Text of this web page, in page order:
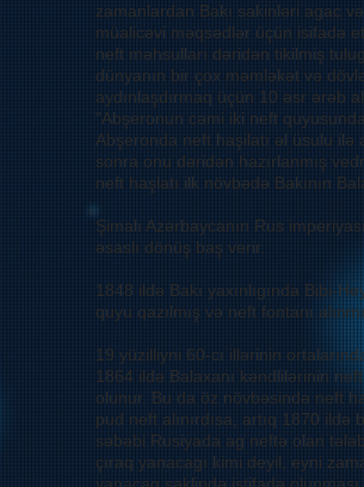
zamanlardan Bakı sakinləri agac
müalicəvi məqsədlər üçün isifadə
neft məhsulları dəridən tikilmiş
dünyanın bir çox məmləkət və
aydınlaşdırmaq üçün 10 əsr ərəb
"Abşeronun cəmi iki neft
Abşeronda neft haşilatı əl üsulu ilə
sonra onu dəridən hazırlanmış
neft haşlatı ilk növbədə Bakının
Şimalı Azərbaycanın Rus
əsaslı dönüş baş verir.
1848 ildə Bakı yaxınlıgında Bibi-
quyu qazılmış və neft fontanı
19 yüzilliyni 60-cı illərinin
1864 ildə Balaxanı kəndlilərinin
olunur. Bu da öz növbəsində neft
pud neft alınırdısa, artıq 1870
səbəbi Rusiyada ag neftə olan
çıraq yanacagı kimi deyil, eyni